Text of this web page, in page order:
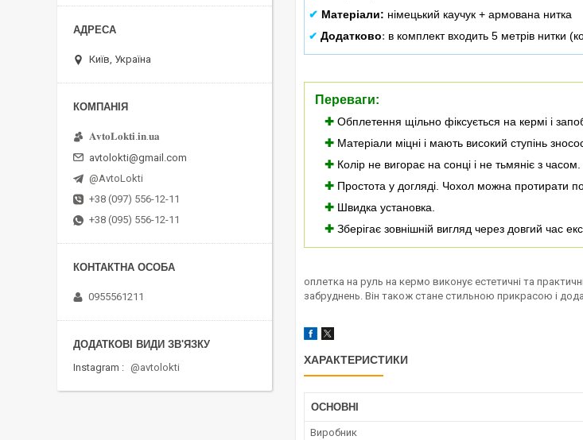
✔ Матеріали: німецький каучук + армована нитка
✔ Додатково: в комплект входить 5 метрів нитки
Переваги:
✚ Обплетення щільно фіксується на кермі і
✚ Матеріали міцні і мають високий ступінь
✚ Колір не вигорає на сонці і не тьмяніє з часом.
✚ Простота у догляді. Чохол можна протирати
✚ Швидка установка.
✚ Зберігає зовнішній вигляд через довгий час
оплетка на руль на кермо виконує естетичні та
забруднень. Він також стане стильною прикрасою і
ХАРАКТЕРИСТИКИ
ОСНОВНІ
Виробник
Київ, Україна
𝐀𝐯𝐭𝐨𝐋𝐨𝐤𝐭𝐢.𝐢𝐧.𝐮𝐚
avtolokti@gmail.com
@AvtoLokti
+38 (097) 556-12-11
+38 (095) 556-12-11
0955561211
Instagram @avtolokti